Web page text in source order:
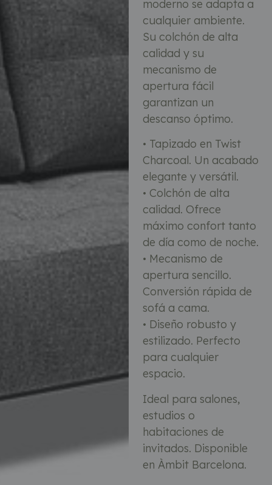
moderno se adapta a
cualquier ambiente.
Su colchón de alta
calidad y su
mecanismo de
apertura fácil
garantizan un
descanso óptimo.
• Tapizado en Twist
Charcoal. Un acabado
elegante y versátil.
• Colchón de alta
calidad. Ofrece
máximo confort tanto
de día como de noche.
• Mecanismo de
apertura sencillo.
Conversión rápida de
sofá a cama.
• Diseño robusto y
estilizado. Perfecto
para cualquier
espacio.
Ideal para salones,
estudios o
habitaciones de
invitados. Disponible
en Àmbit Barcelona.